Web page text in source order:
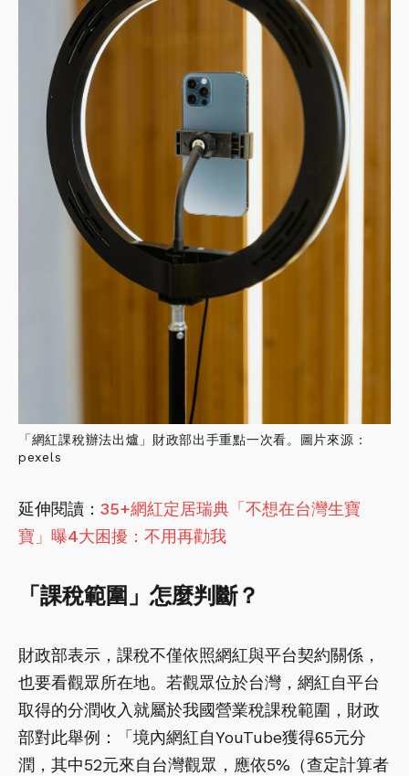
「網紅課稅辦法出爐」財政部出手重點一次看。圖片來源：
pexels
延伸閱讀： 35+網紅定居瑞典「不想在台灣生寶
寶」曝4大困擾：不用再勸我
「課稅範圍」怎麼判斷？
財政部表示，課稅不僅依照網紅與平台契約關係，
也要看觀眾所在地。若觀眾位於台灣，網紅自平台
取得的分潤收入就屬於我國營業稅課稅範圍，財政
部對此舉例：「境內網紅自YouTube獲得65元分
潤，其中52元來自台灣觀眾，應依5%（查定計算者